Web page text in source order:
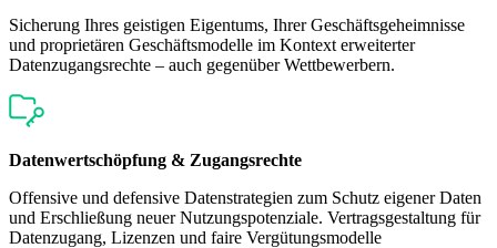
Sicherung Ihres geistigen Eigentums, Ihrer Geschäftsgeheimnisse
und proprietären Geschäftsmodelle im Kontext erweiterter
Datenzugangsrechte – auch gegenüber Wettbewerbern.
Datenwertschöpfung & Zugangsrechte
Offensive und defensive Datenstrategien zum Schutz eigener Daten
und Erschließung neuer Nutzungspotenziale. Vertragsgestaltung für
Datenzugang, Lizenzen und faire Vergütungsmodelle